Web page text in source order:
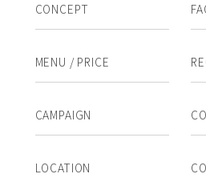
CONCEPT
MENU / PRICE
CAMPAIGN
LOCATION